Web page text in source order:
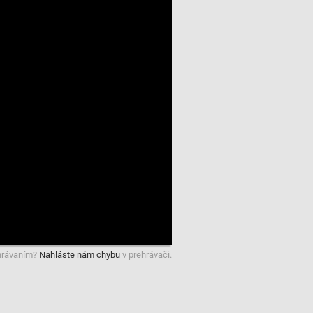
Nahláste nám chybu v prehrávači.